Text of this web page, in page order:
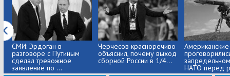
СМИ: Эрдоган в
разговоре с Путиным
сделал тревожное
заявление по ...
Черчесов красноречиво
объяснил, почему выход
сборной России в 1/4...
НАТО перед